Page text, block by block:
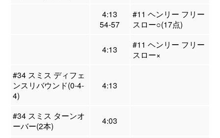
4:13
54-57
#11 ヘンリー フリー
スロー○(17点)
4:13
#11 ヘンリー フリー
スロー×
#34 スミス ディフェ
ンスリバウンド(0-4-
4)
4:13
#34 スミス ターンオ
ーバー(2本)
4:03